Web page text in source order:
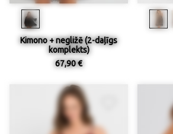
Kimono + negližē (2-daļīgs
komplekts)
67,90 €